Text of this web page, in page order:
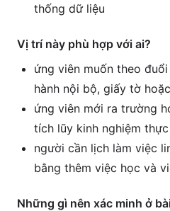
thống dữ liệu
Vị trí này phù hợp với ai?
ứng viên muốn theo
hành nội bộ, giấy tờ
ứng viên mới ra trường
tích lũy kinh nghiệm
người cần lịch làm việc
bằng thêm việc học và
Những gì nên xác minh ở